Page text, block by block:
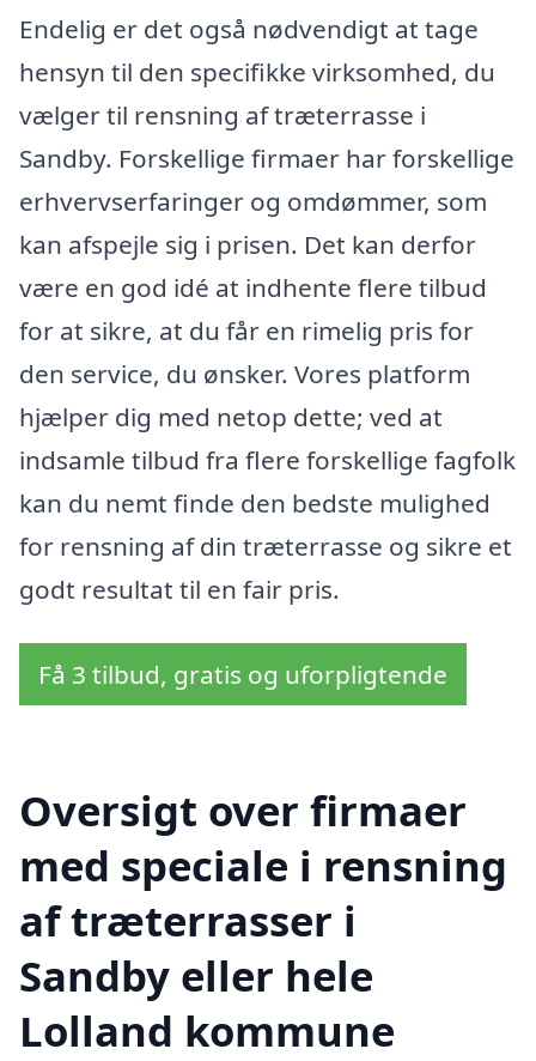
Endelig er det også nødvendigt at tage
hensyn til den specifikke virksomhed, du
vælger til rensning af træterrasse i
Sandby. Forskellige firmaer har forskellige
erhvervserfaringer og omdømmer, som
kan afspejle sig i prisen. Det kan derfor
være en god idé at indhente flere tilbud
for at sikre, at du får en rimelig pris for
den service, du ønsker. Vores platform
hjælper dig med netop dette; ved at
indsamle tilbud fra flere forskellige fagfolk
kan du nemt finde den bedste mulighed
for rensning af din træterrasse og sikre et
godt resultat til en fair pris.
Få 3 tilbud, gratis og uforpligtende
Oversigt over firmaer
med speciale i rensning
af træterrasser i
Sandby eller hele
Lolland kommune